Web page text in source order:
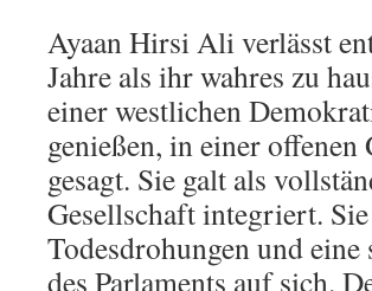
Ayaan Hirsi Ali verlässt
Jahre als ihr wahres zu
einer westlichen
genießen, in einer
gesagt. Sie galt als
Gesellschaft integriert.
Todesdrohungen und
des Parlaments auf sich.